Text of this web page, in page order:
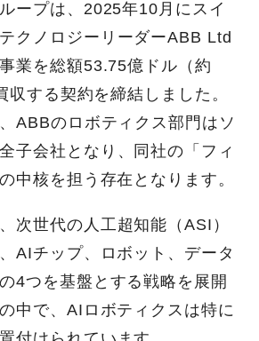
ープは、2025年10月にスイ
クノロジーリーダーABB Ltd
業を総額53.75億ドル（約
する契約を締結しました。
ABBのロボティクス部門はソ
子会社となり、同社の「フィ
中核を担う存在となります。
次世代の人工超知能（ASI）
AIチップ、ロボット、データ
4つを基盤とする戦略を展開
中で、AIロボティクスは特に